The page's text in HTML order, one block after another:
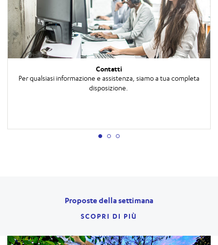
Contatti
Per qualsiasi informazione e assistenza, siamo a tua completa
disposizione.
Proposte della settimana
SCOPRI DI PIÙ